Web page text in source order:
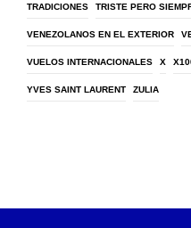
TRADICIONES TRISTE PERO
VENEZOLANOS EN EL EXTERIOR
VUELOS INTERNACIONALES X
YVES SAINT LAURENT ZULIA